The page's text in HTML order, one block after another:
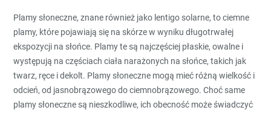
Plamy słoneczne, znane również jako lentigo solarne, to ciemne
plamy, które pojawiają się na skórze w wyniku długotrwałej
ekspozycji na słońce. Plamy te są najczęściej płaskie, owalne i
występują na częściach ciała narażonych na słońce, takich jak
twarz, ręce i dekolt. Plamy słoneczne mogą mieć różną wielkość i
odcień, od jasnobrązowego do ciemnobrązowego. Choć same
plamy słoneczne są nieszkodliwe, ich obecność może świadczyć